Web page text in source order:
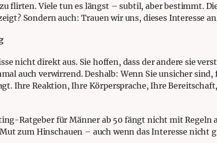
flirten. Viele tun es längst – subtil, aber bestimmt.
Sondern auch: Trauen wir uns, dieses Interesse
nicht direkt aus. Sie hoffen, dass der andere sie
auch verwirrend. Deshalb: Wenn Sie unsicher sind,
Ihre Reaktion, Ihre Körpersprache, Ihre
Ratgeber für Männer ab 50 fängt nicht mit Regeln
zum Hinschauen – auch wenn das Interesse nicht